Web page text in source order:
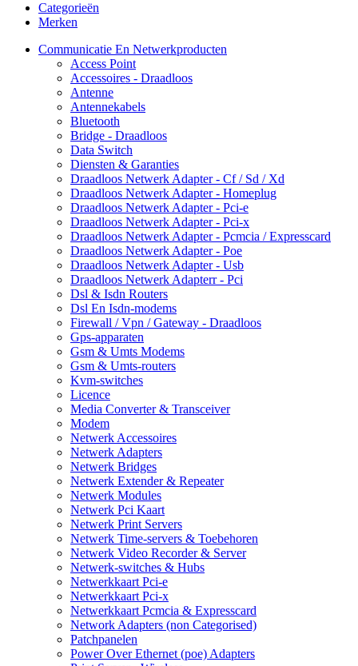
Categorieën
Merken
Communicatie En Netwerkproducten
Access Point
Accessoires - Draadloos
Antenne
Antennekabels
Bluetooth
Bridge - Draadloos
Data Switch
Diensten & Garanties
Draadloos Netwerk Adapter - Cf / Sd / Xd
Draadloos Netwerk Adapter - Homeplug
Draadloos Netwerk Adapter - Pci-e
Draadloos Netwerk Adapter - Pci-x
Draadloos Netwerk Adapter - Pcmcia / Expresscard
Draadloos Netwerk Adapter - Poe
Draadloos Netwerk Adapter - Usb
Draadloos Netwerk Adapterr - Pci
Dsl & Isdn Routers
Dsl En Isdn-modems
Firewall / Vpn / Gateway - Draadloos
Gps-apparaten
Gsm & Umts Modems
Gsm & Umts-routers
Kvm-switches
Licence
Media Converter & Transceiver
Modem
Netwerk Accessoires
Netwerk Adapters
Netwerk Bridges
Netwerk Extender & Repeater
Netwerk Modules
Netwerk Pci Kaart
Netwerk Print Servers
Netwerk Time-servers & Toebehoren
Netwerk Video Recorder & Server
Netwerk-switches & Hubs
Netwerkkaart Pci-e
Netwerkkaart Pci-x
Netwerkkaart Pcmcia & Expresscard
Network Adapters (non Categorised)
Patchpanelen
Power Over Ethernet (poe) Adapters